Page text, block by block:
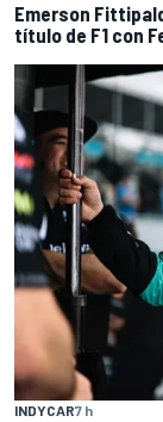
Emerson
título de F1 con
INDYCAR7 h